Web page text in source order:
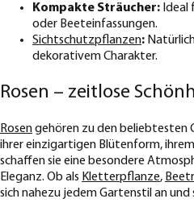
Kompakte Sträucher: Ideal
oder Beeteinfassungen.
Sichtschutzpflanzen:
dekorativem Charakter.
Rosen – zeitlose
Rosengehören zu den beliebtesten
ihrer einzigartigen Blütenform,
schaffen sie eine besondere
Eleganz. Ob als Kletterpflanze,
sich nahezu jedem Gartenstil an